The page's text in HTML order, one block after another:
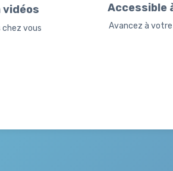
vidéos
vous
Accessible
Avancez à